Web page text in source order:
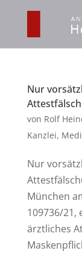
Nur
von Rolf
Kanzlei,
Nur
München
109736/21,
ärztliches